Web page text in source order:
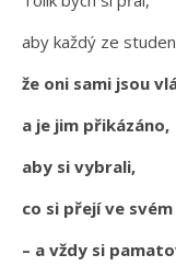
aby každý ze
že oni sami jsou
a je jim přikázáno,
aby si vybrali,
co si přejí ve
– a vždy si